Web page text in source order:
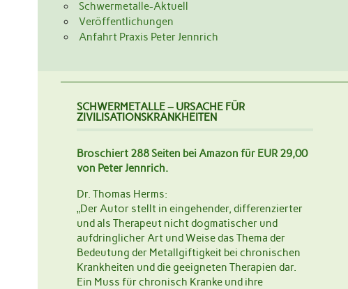
Schwermetalle-Aktuell
Veröffentlichungen
Anfahrt Praxis Peter Jennrich
SCHWERMETALLE – URSACHE FÜR
ZIVILISATIONSKRANKHEITEN
Broschiert 288 Seiten bei Amazon für EUR 29,00
von Peter Jennrich.
Dr. Thomas Herms:
„Der Autor stellt in eingehender, differenzierter
und als Therapeut nicht dogmatischer und
aufdringlicher Art und Weise das Thema der
Bedeutung der Metallgiftigkeit bei chronischen
Krankheiten und die geeigneten Therapien dar.
Ein Muss für chronisch Kranke und ihre